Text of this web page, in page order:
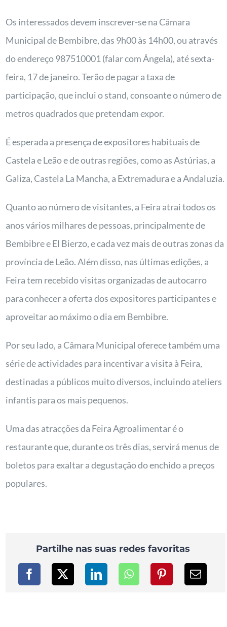
Os interessados devem inscrever-se na Câmara
Municipal de Bembibre, das 9h00 às 14h00, ou através
do endereço 987510001 (falar com Ángela), até sexta-
feira, 17 de janeiro. Terão de pagar a taxa de
participação, que inclui o stand, consoante o número de
metros quadrados que pretendam expor.
É esperada a presença de expositores habituais de
Castela e Leão e de outras regiões, como as Astúrias, a
Galiza, Castela La Mancha, a Extremadura e a Andaluzia.
Quanto ao número de visitantes, a Feira atrai todos os
anos vários milhares de pessoas, principalmente de
Bembibre e El Bierzo, e cada vez mais de outras zonas da
província de Leão. Além disso, nas últimas edições, a
Feira tem recebido visitas organizadas de autocarro
para conhecer a oferta dos expositores participantes e
aproveitar ao máximo o dia em Bembibre.
Por seu lado, a Câmara Municipal oferece também uma
série de actividades para incentivar a visita à Feira,
destinadas a públicos muito diversos, incluindo ateliers
infantis para os mais pequenos.
Uma das atracções da Feira Agroalimentar é o
restaurante que, durante os três dias, servirá menus de
boletos para exaltar a degustação do enchido a preços
populares.
Partilhe nas suas redes favoritas